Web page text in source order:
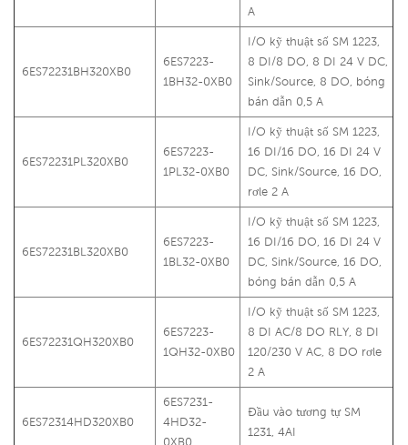
A
6ES72231BH320XB0
6ES7223-
1BH32-0XB0
I/O kỹ thuật số SM 1223,
8 DI/8 DO, 8 DI 24 V DC,
Sink/Source, 8 DO, bóng
bán dẫn 0,5 A
6ES72231PL320XB0
6ES7223-
1PL32-0XB0
I/O kỹ thuật số SM 1223,
16 DI/16 DO, 16 DI 24 V
DC, Sink/Source, 16 DO,
rơle 2 A
6ES72231BL320XB0
6ES7223-
1BL32-0XB0
I/O kỹ thuật số SM 1223,
16 DI/16 DO, 16 DI 24 V
DC, Sink/Source, 16 DO,
bóng bán dẫn 0,5 A
6ES72231QH320XB0
6ES7223-
1QH32-0XB0
I/O kỹ thuật số SM 1223,
8 DI AC/8 DO RLY, 8 DI
120/230 V AC, 8 DO rơle
2 A
6ES72314HD320XB0
6ES7231-
4HD32-
0XB0
Đầu vào tương tự SM
1231, 4AI